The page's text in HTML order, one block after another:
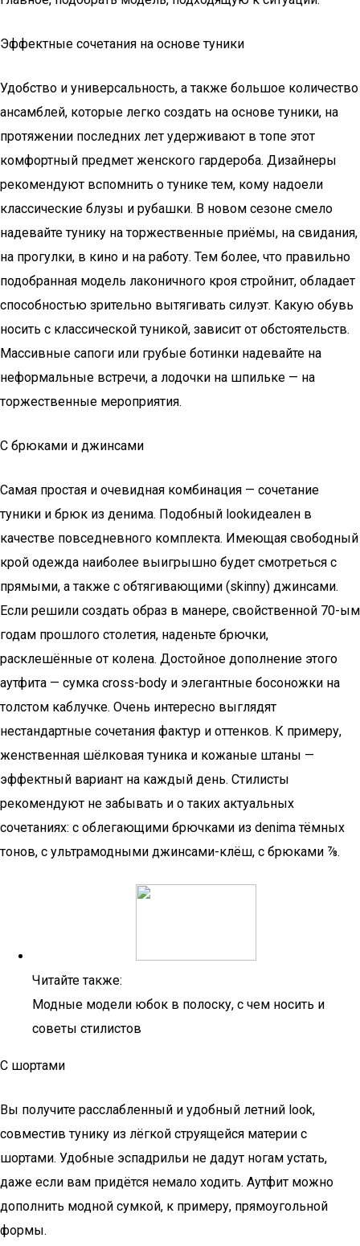
Эффектные сочетания на основе туники
Удобство и универсальность, а также большое количество
ансамблей, которые легко создать на основе туники, на
протяжении последних лет удерживают в топе этот
комфортный предмет женского гардероба. Дизайнеры
рекомендуют вспомнить о тунике тем, кому надоели
классические блузы и рубашки. В новом сезоне смело
надевайте тунику на торжественные приёмы, на свидания,
на прогулки, в кино и на работу. Тем более, что правильно
подобранная модель лаконичного кроя стройнит, обладает
способностью зрительно вытягивать силуэт. Какую обувь
носить с классической туникой, зависит от обстоятельств.
Массивные сапоги или грубые ботинки надевайте на
неформальные встречи, а лодочки на шпильке — на
торжественные мероприятия.
С брюками и джинсами
Самая простая и очевидная комбинация — сочетание
туники и брюк из денима. Подобный lookидеален в
качестве повседневного комплекта. Имеющая свободный
крой одежда наиболее выигрышно будет смотреться с
прямыми, а также с обтягивающими (skinny) джинсами.
Если решили создать образ в манере, свойственной 70-ым
годам прошлого столетия, наденьте брючки,
расклешённые от колена. Достойное дополнение этого
аутфита — сумка cross-body и элегантные босоножки на
толстом каблучке. Очень интересно выглядят
нестандартные сочетания фактур и оттенков. К примеру,
женственная шёлковая туника и кожаные штаны —
эффектный вариант на каждый день. Стилисты
рекомендуют не забывать и о таких актуальных
сочетаниях: с облегающими брючками из denima тёмных
тонов, с ультрамодными джинсами-клёш, с брюками ⅞.
Читайте также:
Модные модели юбок в полоску, с чем носить и
советы стилистов
С шортами
Вы получите расслабленный и удобный летний look,
совместив тунику из лёгкой струящейся материи с
шортами. Удобные эспадрильи не дадут ногам устать,
даже если вам придётся немало ходить. Аутфит можно
дополнить модной сумкой, к примеру, прямоугольной
формы.